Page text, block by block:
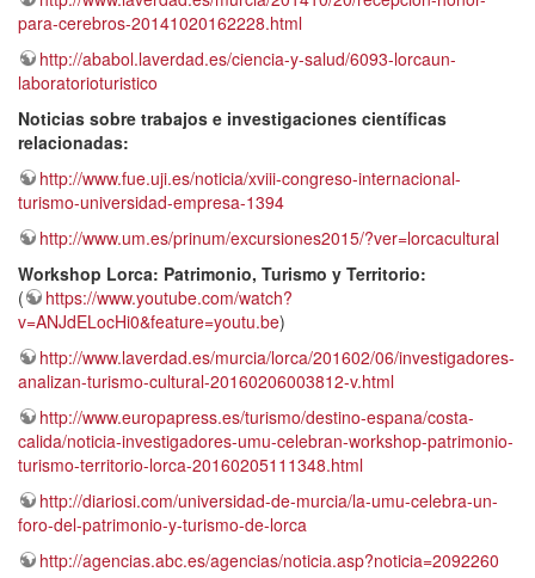
para-cerebros-20141020162228.html
http://ababol.laverdad.es/ciencia-y-salud/6093-lorcaun-
laboratorioturistico
Noticias sobre trabajos e investigaciones científicas
relacionadas:
http://www.fue.uji.es/noticia/xviii-congreso-internacional-
turismo-universidad-empresa-1394
http://www.um.es/prinum/excursiones2015/?ver=lorcacultural
Workshop Lorca: Patrimonio, Turismo y Territorio:
(
https://www.youtube.com/watch?
v=ANJdELocHi0&feature=youtu.be)
http://www.laverdad.es/murcia/lorca/201602/06/investigadores-
analizan-turismo-cultural-20160206003812-v.html
http://www.europapress.es/turismo/destino-espana/costa-
calida/noticia-investigadores-umu-celebran-workshop-patrimonio-
turismo-territorio-lorca-20160205111348.html
http://diariosi.com/universidad-de-murcia/la-umu-celebra-un-
foro-del-patrimonio-y-turismo-de-lorca
http://agencias.abc.es/agencias/noticia.asp?noticia=2092260